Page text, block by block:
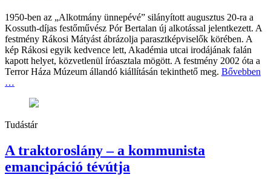
1950-ben az „Alkotmány ünnepévé” silányított augusztus 20-ra a
Kossuth-díjas festőművész Pór Bertalan új alkotással jelentkezett. A
festmény Rákosi Mátyást ábrázolja parasztképviselők körében. A
kép Rákosi egyik kedvence lett, Akadémia utcai irodájának falán
kapott helyet, közvetlenül íróasztala mögött. A festmény 2002 óta a
Terror Háza Múzeum állandó kiállításán tekinthető meg. Bővebben
…
Tudástár
A traktoroslány – a kommunista
emancipáció tévútja